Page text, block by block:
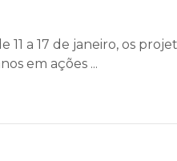
11 a 17 de janeiro, os
em ações ...